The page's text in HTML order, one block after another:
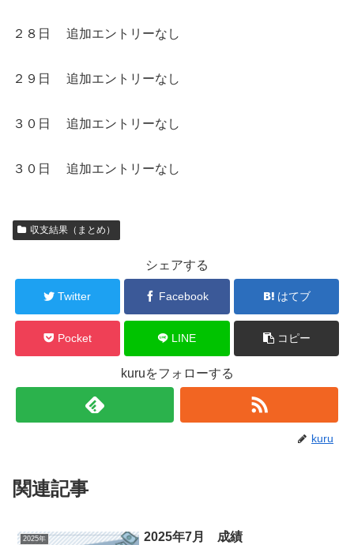
２８日 追加エントリーなし
２９日 追加エントリーなし
３０日 追加エントリーなし
３０日 追加エントリーなし
収支結果（まとめ）
シェアする
Twitter Facebook はてブ
Pocket LINE コピー
kuruをフォローする
kuru
関連記事
2025年 2025年7月 成績